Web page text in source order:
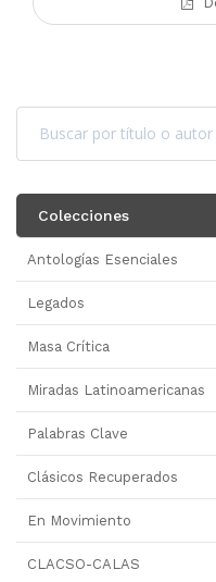
Colecciones
Antologías Esenciales
Legados
Masa Crítica
Miradas Latinoamericanas
Palabras Clave
Clásicos Recuperados
En Movimiento
CLACSO-CALAS